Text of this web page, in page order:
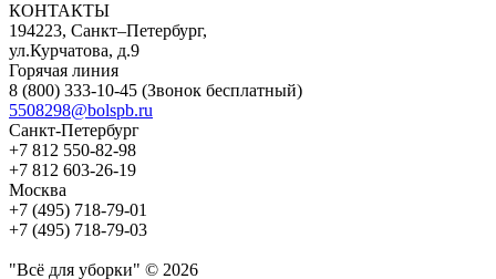
КОНТАКТЫ
194223, Санкт–Петербург,
ул.Курчатова, д.9
Горячая линия
8 (800) 333-10-45 (Звонок бесплатный)
5508298@bolspb.ru
Санкт-Петербург
+7 812 550-82-98
+7 812 603-26-19
Москва
+7 (495) 718-79-01
+7 (495) 718-79-03
"Всё для уборки" © 2026